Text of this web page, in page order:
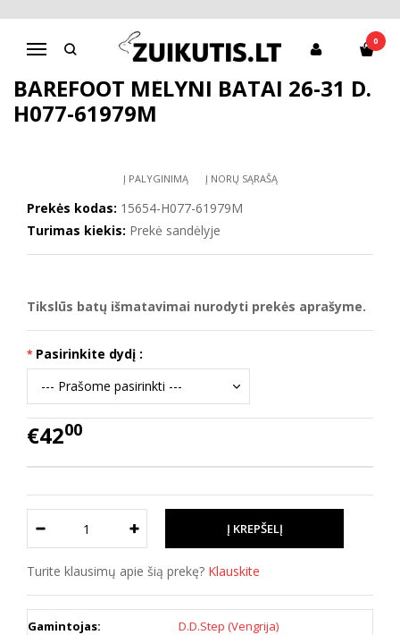
Navigacija
0
Pagrindinis
D.D.Step batai berniukams
Barefoot mėlyni batai 26-31 d. H077-61979M
BAREFOOT MĖLYNI BATAI 26-31 D.
H077-61979M
Į PALYGINIMĄ Į NORŲ SĄRAŠĄ
Prekės kodas: 15654-H077-61979M
Turimas kiekis: Prekė sandėlyje
Tikslūs batų išmatavimai nurodyti prekės aprašyme.
Pasirinkite dydį :
€4200
Turite klausimų apie šią prekę? Klauskite
Gamintojas: D.D.Step (Vengrija)